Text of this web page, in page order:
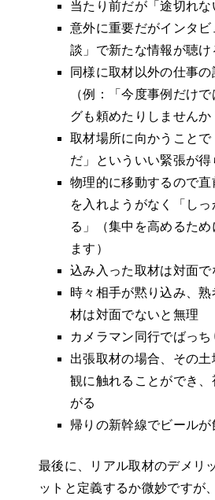
当たり前だが「途切れな
意外に重要だがインタ
談」で新たな情報が聴け
同様に取材以外の仕事の
（例：「今度事例だけ
グも頼めたりしませんか
取材場所に向かうこと
だ」といういい緊張が得
物理的に移動するので直
を入れようがなく「し
る」（集中を高めるた
ます）
込み入った取材は対面で
時々相手が黙り込み、熟
材は対面でないと無理
カメラマン同行でばっち
出張取材の場合、その
観に触れることができ
がる
帰りの新幹線でビールが
最後に、リアル取材のデメリ
ットと定義するか微妙ですが